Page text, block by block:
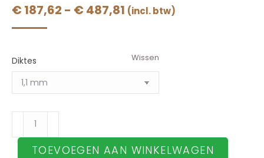
€ 187,62 - € 487,81 Prijsklasse:
€ 487,81
(incl. btw)
Diktes Wissen
Gouden
Figaro
kettingTOEVOEGEN AAN WINKELWAGEN